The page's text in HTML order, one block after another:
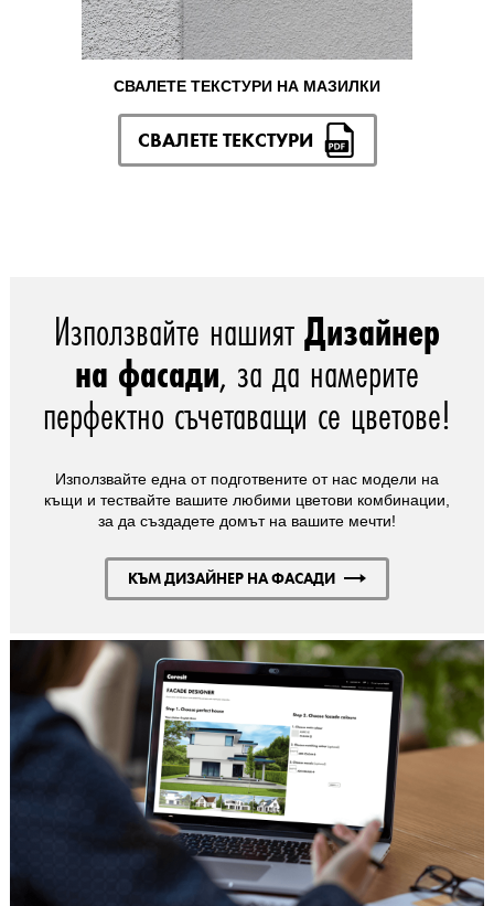
СВАЛЕТЕ ТЕКСТУРИ НА МАЗИЛКИ
СВАЛЕТЕ ТЕКСТУРИ
Използвайте нашиятДизайнер
на фасади, за да намерите
перфектно съчетаващи се цветове!
Използвайте една от подготвените от нас модели на
къщи и тествайте вашите любими цветови комбинации,
за да създадете домът на вашите мечти!
КЪМ ДИЗАЙНЕР НА ФАСАДИ